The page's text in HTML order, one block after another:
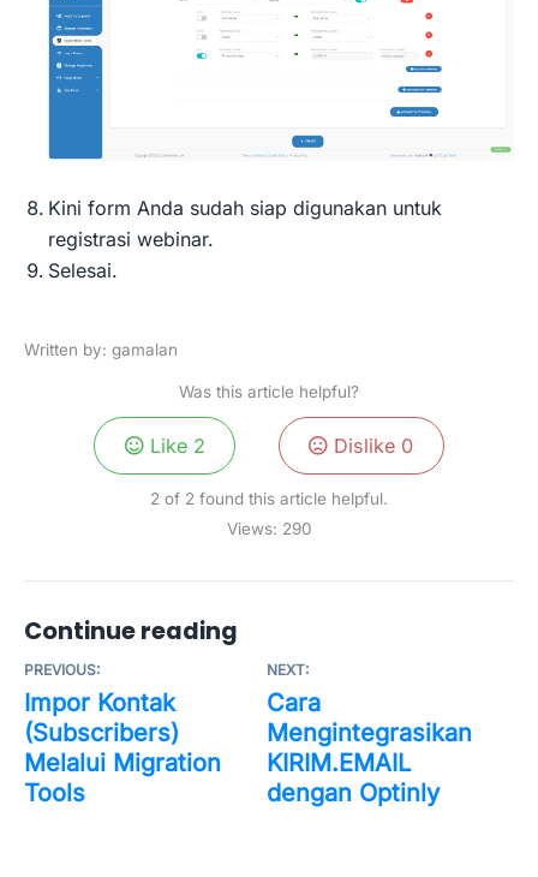
Kini form Anda sudah siap digunakan untuk
registrasi webinar.
Selesai.
Written by: gamalan
Was this article helpful?
Like 2 Dislike 0
2 of 2 found this article helpful.
Views: 290
Continue reading
PREVIOUS:
Impor Kontak
(Subscribers)
Melalui Migration
Tools
NEXT:
Cara
Mengintegrasikan
KIRIM.EMAIL
dengan Optinly